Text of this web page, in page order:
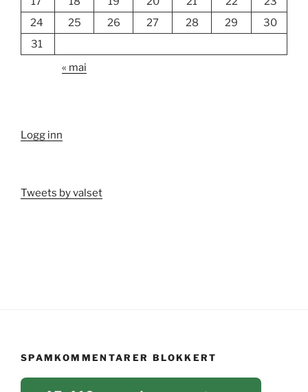
24
25 26 27 28 29
30
31
« mai
Logg inn
Tweets by valset
SPAMKOMMENTARER BLOKKERT